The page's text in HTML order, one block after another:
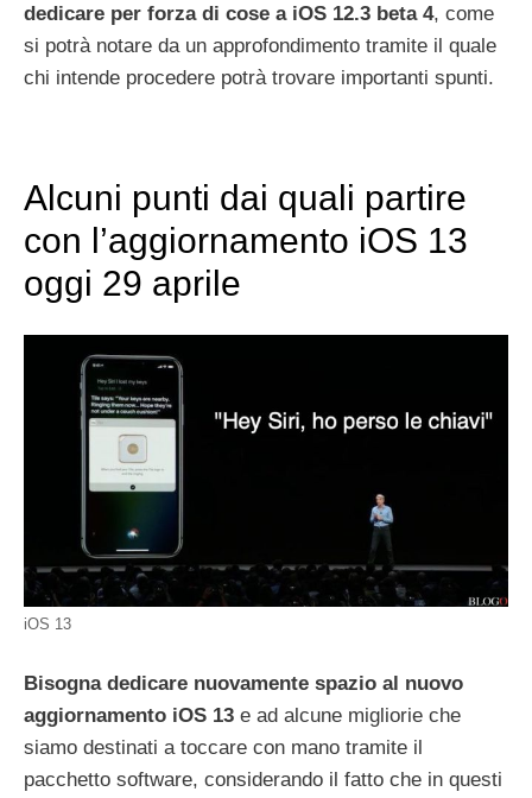
dedicare per forza di cose a iOS 12.3 beta 4, come
si potrà notare da un approfondimento tramite il quale
chi intende procedere potrà trovare importanti spunti.
Alcuni punti dai quali partire
con l’aggiornamento iOS 13
oggi 29 aprile
iOS 13
Bisogna dedicare nuovamente spazio al nuovo
aggiornamento iOS 13 e ad alcune migliorie che
siamo destinati a toccare con mano tramite il
pacchetto software, considerando il fatto che in questi